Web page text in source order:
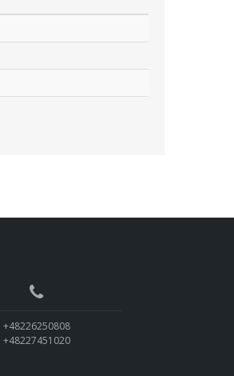
+48226250808
+48227451020